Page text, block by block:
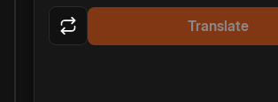
Translate